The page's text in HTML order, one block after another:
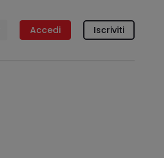
Accedi Iscriviti